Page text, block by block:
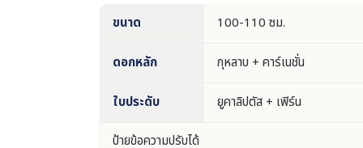
ขนาด 100-110 ซม.
ดอกหลัก กุหลาบ + คาร์เนชั่น
ใบประดับ ยูคาลิปตัส + เฟิร์น
ป้ายข้อความปรับได้